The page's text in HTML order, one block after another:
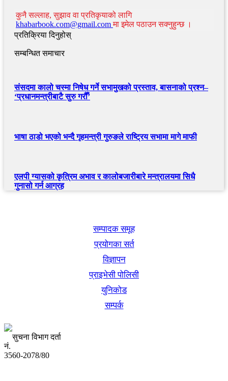
कुनै सल्लाह, सुझाव वा प्रतिकृयाको लागि
khabarbook.com@gmail.comमा इमेल पठाउन सक्नुहुन्छ ।
प्रतिक्रिया दिनुहोस्
सम्बन्धित समाचार
संसदमा कालो चस्मा निषेध गर्ने सभामुखको प्रस्ताव, बासनाको प्रश्न–
‘प्रधानमन्त्रीबाटै सुरु गरौँ’
भाषा ठाडो भएको भन्दै गृहमन्त्री गुरुङले राष्ट्रिय सभामा मागे माफी
एलपी ग्यासको कृत्रिम अभाव र कालोबजारीबारे मन्त्रालयमा सिधै
गुनासो गर्न आग्रह
सम्पादक समूह
प्रयोगका सर्त
विज्ञापन
प्राइभेसी पोलिसी
युनिकोड
सम्पर्क
सुचना विभाग दर्ता
नं.
3560-2078/80